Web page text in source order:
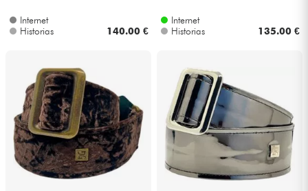
Internet
Historias
140.00 €
Internet
Historias
135.00 €